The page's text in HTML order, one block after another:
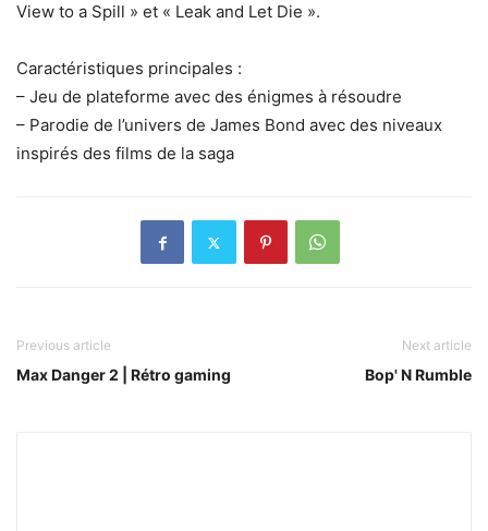
View to a Spill » et « Leak and Let Die ».
Caractéristiques principales :
– Jeu de plateforme avec des énigmes à résoudre
– Parodie de l’univers de James Bond avec des niveaux
inspirés des films de la saga
Previous article
Max Danger 2 | Rétro gaming
Next article
Bop' N Rumble